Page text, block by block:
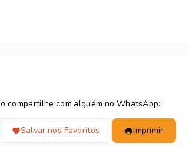
compartilhe com alguém no WhatsApp:
Salvar nos Favoritos Imprimir